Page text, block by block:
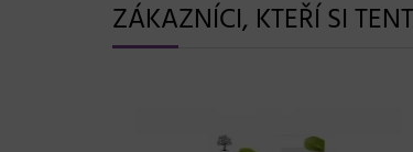
ZÁKAZNÍCI, KTEŘÍ SI